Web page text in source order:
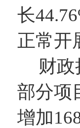
长44.76
正常开
财
部分项
增加